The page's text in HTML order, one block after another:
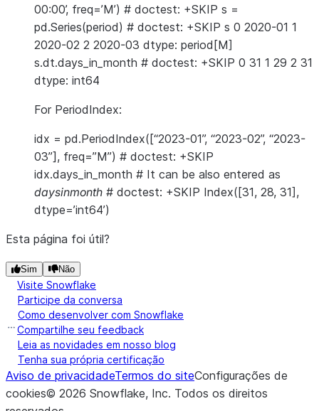
00:00’, freq=’M’) # doctest: +SKIP s =
pd.Series(period) # doctest: +SKIP s 0 2020-01 1
2020-02 2 2020-03 dtype: period[M]
s.dt.days_in_month # doctest: +SKIP 0 31 1 29 2 31
dtype: int64
For PeriodIndex:
idx = pd.PeriodIndex([“2023-01”, “2023-02”, “2023-
03”], freq=”M”) # doctest: +SKIP
idx.days_in_month # It can be also entered as
daysinmonth # doctest: +SKIP Index([31, 28, 31],
dtype=’int64’)
Esta página foi útil?
Sim Não
Visite Snowflake
Participe da conversa
Como desenvolver com Snowflake
Compartilhe seu feedback
Leia as novidades em nosso blog
Tenha sua própria certificação
Aviso de privacidadeTermos do siteConfigurações de
cookies© 2026 Snowflake, Inc. Todos os direitos